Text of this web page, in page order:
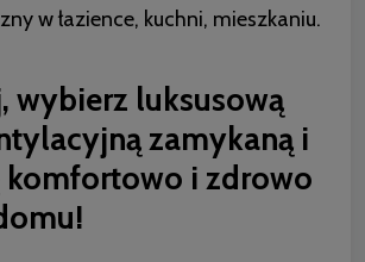
w łazience, kuchni, mieszkaniu.
wybierz luksusową
zamykaną i
komfortowo i zdrowo